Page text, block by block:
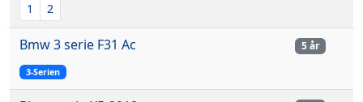
1 2
Bmw 3 serie F31 Ac
3-Serien
5 år